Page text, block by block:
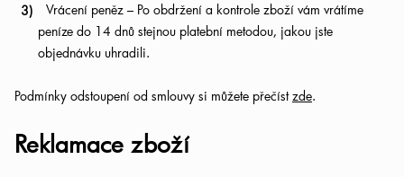
Vrácení peněz – Po obdržení a kontrole zboží vám vrátíme
peníze do 14 dnů stejnou platební metodou, jakou jste
objednávku uhradili.
Podmínky odstoupení od smlouvy si můžete přečístzde.
Reklamace zboží